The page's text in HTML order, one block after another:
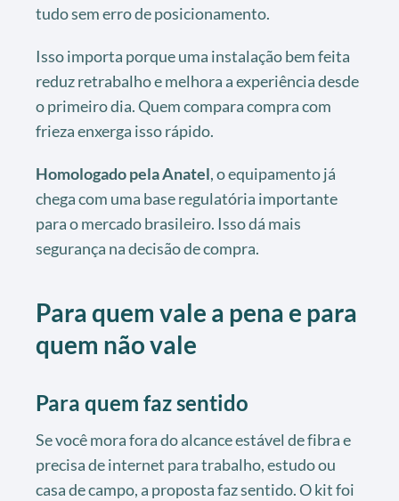
tudo sem erro de posicionamento.
Isso importa porque uma instalação bem feita
reduz retrabalho e melhora a experiência desde
o primeiro dia. Quem compara compra com
frieza enxerga isso rápido.
Homologado pela Anatel, o equipamento já
chega com uma base regulatória importante
para o mercado brasileiro. Isso dá mais
segurança na decisão de compra.
Para quem vale a pena e para
quem não vale
Para quem faz sentido
Se você mora fora do alcance estável de fibra e
precisa de internet para trabalho, estudo ou
casa de campo, a proposta faz sentido. O kit foi